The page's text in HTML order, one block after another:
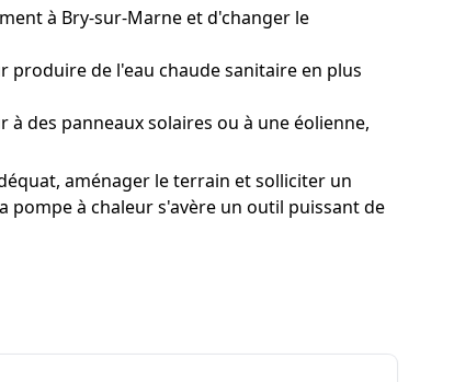
à Bry-sur-Marne et d'changer le
produire de l'eau chaude sanitaire en plus
des panneaux solaires ou à une éolienne,
aménager le terrain et solliciter un
à chaleur s'avère un outil puissant de